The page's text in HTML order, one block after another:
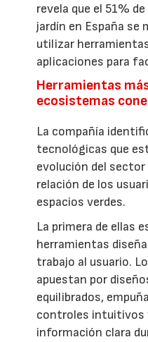
revela que el 51%
jardín en España se
utilizar
aplicaciones para
Herramientas
ecosistemas
La compañía
tecnológicas que
evolución del
relación de los
espacios verdes.
La primera de ellas
herramientas
trabajo al usuario.
apuestan por
equilibrados,
controles intuitivos
información clara